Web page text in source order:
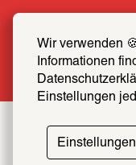
Wir verwenden
Informationen
Einstellungen
Einstellungen